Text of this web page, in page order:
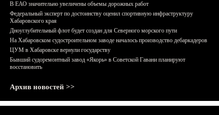
В ЕАО значительно увеличены объемы дорожных работ
Федеральный эксперт по достоинству оценил спортивную инфраструктуру
Хабаровского края
Дноуглубительный флот будет создан для Северного морского пути
На Хабаровском судостроительном заводе началось производство дебаркадеров
ЦУМ в Хабаровске вернули государству
Бывший судоремонтный завод «Якорь» в Советской Гавани планируют
восстановить
Архив новостей >>